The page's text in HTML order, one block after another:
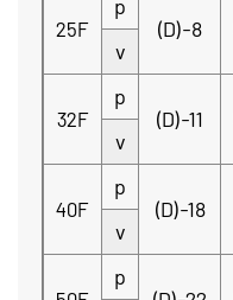
25F
p
(D)-8
v
32F
p
(D)-11
v
40F
p
(D)-18
v
p